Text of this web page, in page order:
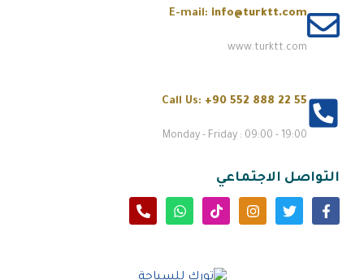
E-mail: info@turktt.com
www.turktt.com
Call Us: +90 552 888 22 55
Monday - Friday : 09:00 - 19:00
التواصل الاجتماعي